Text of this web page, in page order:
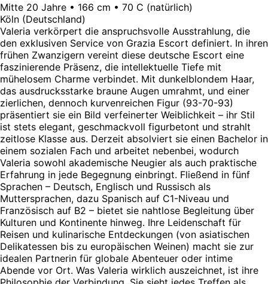
Mitte 20 Jahre • 166 cm • 70 C (natürlich)
Köln (Deutschland)
Valeria verkörpert die anspruchsvolle Ausstrahlung, die
den exklusiven Service von Grazia Escort definiert. In ihren
frühen Zwanzigern vereint diese deutsche Escort eine
faszinierende Präsenz, die intellektuelle Tiefe mit
mühelosem Charme verbindet. Mit dunkelblondem Haar,
das ausdrucksstarke braune Augen umrahmt, und einer
zierlichen, dennoch kurvenreichen Figur (93-70-93)
präsentiert sie ein Bild verfeinerter Weiblichkeit – ihr Stil
ist stets elegant, geschmackvoll figurbetont und strahlt
zeitlose Klasse aus. Derzeit absolviert sie einen Bachelor in
einem sozialen Fach und arbeitet nebenbei, wodurch
Valeria sowohl akademische Neugier als auch praktische
Erfahrung in jede Begegnung einbringt. Fließend in fünf
Sprachen – Deutsch, Englisch und Russisch als
Muttersprachen, dazu Spanisch auf C1-Niveau und
Französisch auf B2 – bietet sie nahtlose Begleitung über
Kulturen und Kontinente hinweg. Ihre Leidenschaft für
Reisen und kulinarische Entdeckungen (von asiatischen
Delikatessen bis zu europäischen Weinen) macht sie zur
idealen Partnerin für globale Abenteuer oder intime
Abende vor Ort. Was Valeria wirklich auszeichnet, ist ihre